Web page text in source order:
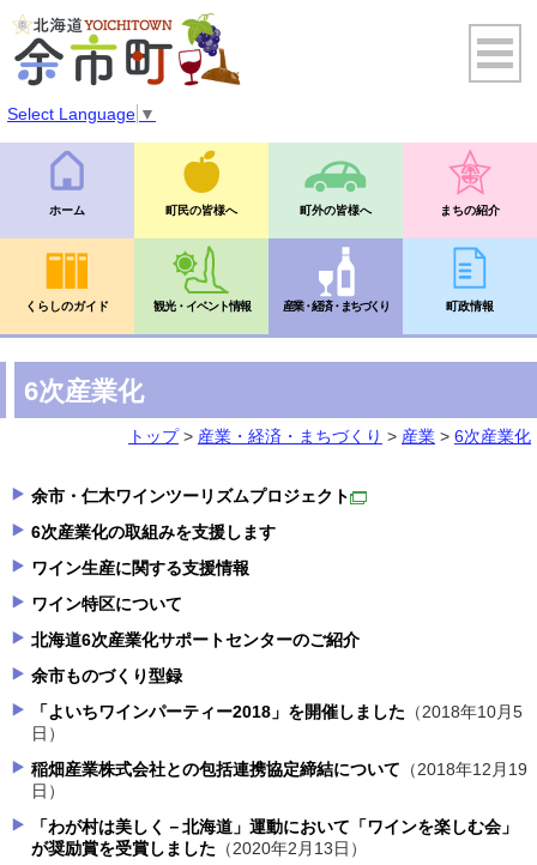
Select Language ▼
ホーム 町民の皆様へ 町外の皆様へ まちの紹介
くらしのガイド 観光・イベント情報 産業・経済・まちづくり 町政情報
6次産業化
トップ> 産業・経済・まちづくり > 産業 > 6次産業化
余市・仁木ワインツーリズムプロジェクト
6次産業化の取組みを支援します
ワイン生産に関する支援情報
ワイン特区について
北海道6次産業化サポートセンターのご紹介
余市ものづくり型録
「よいちワインパーティー2018」を開催しました （2018年10月5
日）
稲畑産業株式会社との包括連携協定締結について （2018年12月19
日）
「わが村は美しく－北海道」運動において「ワインを楽しむ会」
が奨励賞を受賞しました （2020年2月13日）